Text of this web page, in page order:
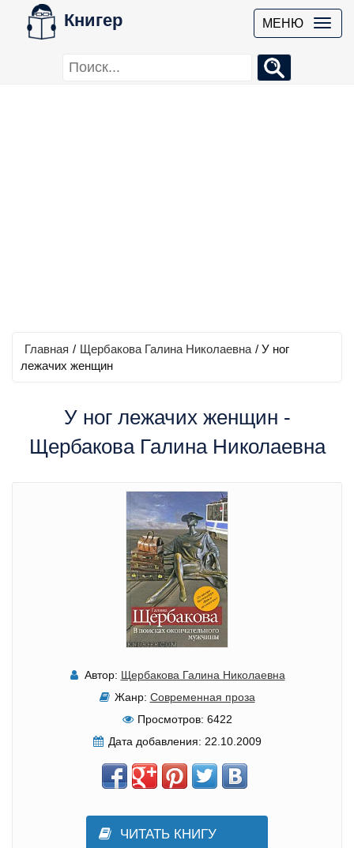
Книгер МЕНЮ
Главная / Щербакова Галина Николаевна / У ног
лежачих женщин
У ног лежачих женщин -
Щербакова Галина Николаевна
Автор: Щербакова Галина Николаевна
Жанр: Современная проза
Просмотров: 6422
Дата добавления: 22.10.2009
ЧИТАТЬ КНИГУ